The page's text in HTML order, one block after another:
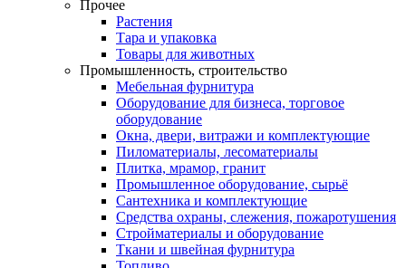
Прочее
Растения
Тара и упаковка
Товары для животных
Промышленность, строительство
Мебельная фурнитура
Оборудование для бизнеса, торговое
оборудование
Окна, двери, витражи и комплектующие
Пиломатериалы, лесоматериалы
Плитка, мрамор, гранит
Промышленное оборудование, сырьё
Сантехника и комплектующие
Средства охраны, слежения, пожаротушения
Стройматериалы и оборудование
Ткани и швейная фурнитура